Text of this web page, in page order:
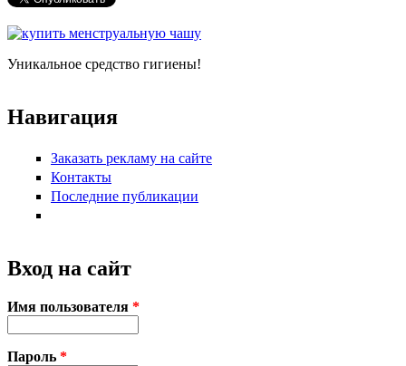
Уникальное средство гигиены!
Навигация
Заказать рекламу на сайте
Контакты
Последние публикации
Вход на сайт
Имя пользователя *
Пароль *